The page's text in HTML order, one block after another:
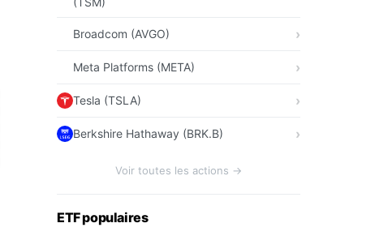
Broadcom (AVGO)
Meta Platforms (META)
Tesla (TSLA)
Berkshire Hathaway (BRK.B)
Voir toutes les actions →
ETF populaires